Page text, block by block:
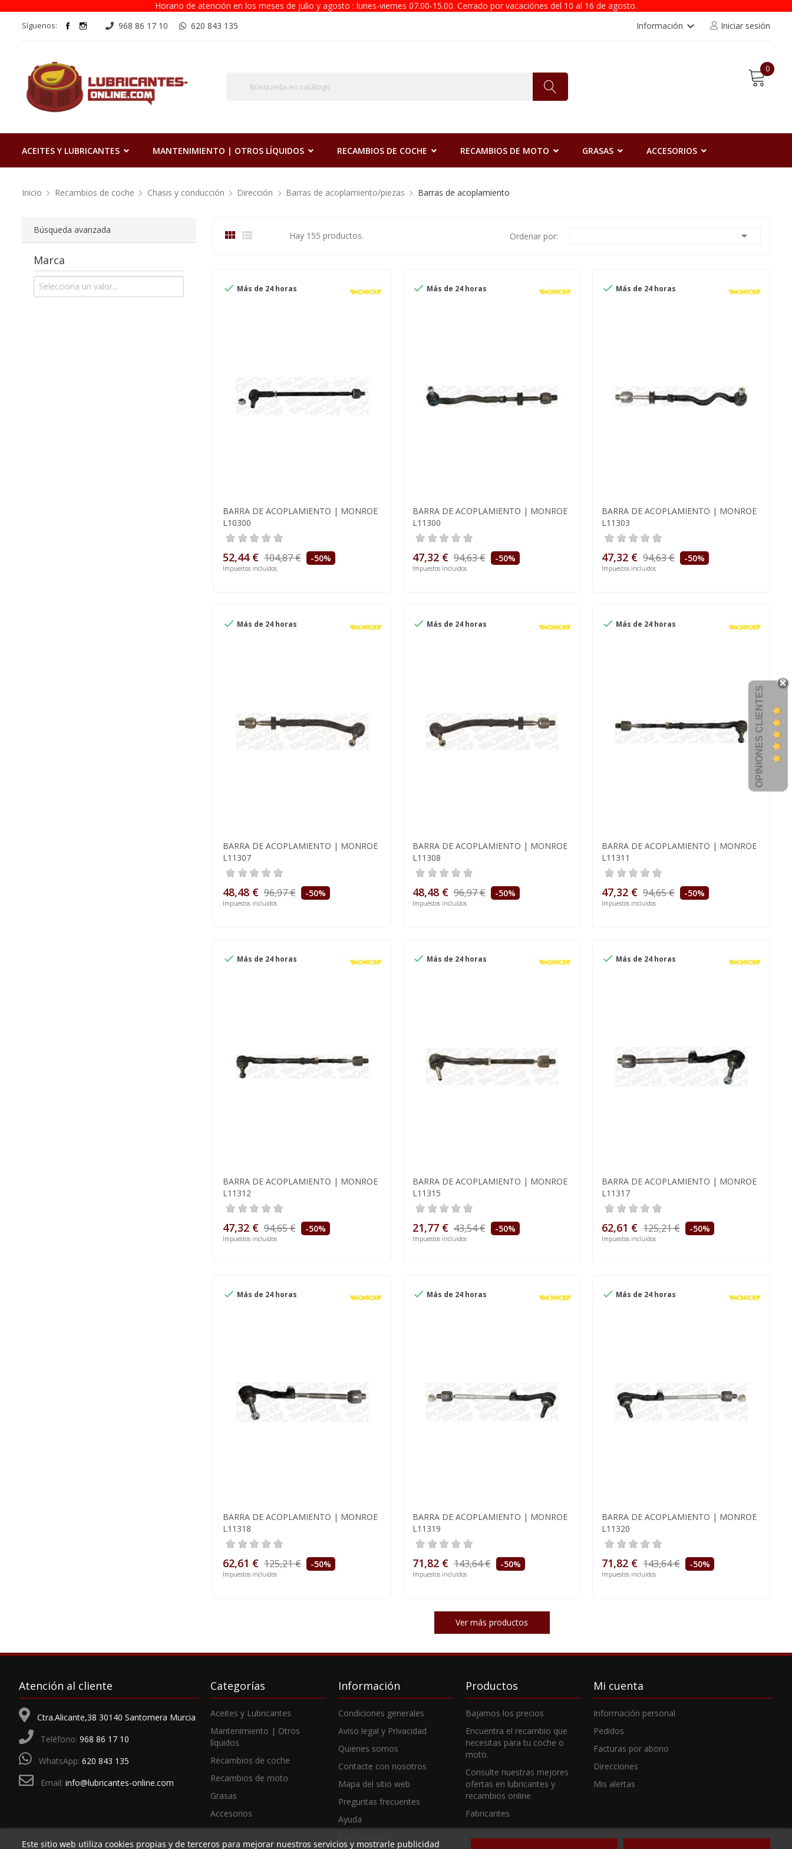
Horario de atención en los meses de julio y agosto : lunes-viernes 07.00-15.00. Cerrado por vacaciónes del 10 al 16 de agosto.
Síguenos: 968 86 17 10 620 843 135 Iniciar sesión
Información keyboard_arrow_down
0
ACEITES Y LUBRICANTES MANTENIMIENTO | OTROS LÍQUIDOS RECAMBIOS DE COCHE RECAMBIOS DE MOTO GRASAS ACCESORIOS
Inicio Recambios de coche Chasis y conducción Dirección Barras de acoplamiento/piezas Barras de acoplamiento
Búsqueda avanzada
Marca
  Hay 155 productos. Ordenar por: 
 Más de 24 horas
BARRA DE ACOPLAMIENTO | MONROE
L10300
52,44 € 104,87 € -50%
Impuestos incluidos
 Más de 24 horas
BARRA DE ACOPLAMIENTO | MONROE
L11300
47,32 € 94,63 € -50%
Impuestos incluidos
 Más de 24 horas
BARRA DE ACOPLAMIENTO | MONROE
L11303
47,32 € 94,63 € -50%
Impuestos incluidos
 Más de 24 horas
BARRA DE ACOPLAMIENTO | MONROE
L11307
48,48 € 96,97 € -50%
Impuestos incluidos
 Más de 24 horas
BARRA DE ACOPLAMIENTO | MONROE
L11308
48,48 € 96,97 € -50%
Impuestos incluidos
 Más de 24 horas
BARRA DE ACOPLAMIENTO | MONROE
L11311
47,32 € 94,65 € -50%
Impuestos incluidos
 Más de 24 horas
BARRA DE ACOPLAMIENTO | MONROE
L11312
47,32 € 94,65 € -50%
Impuestos incluidos
 Más de 24 horas
BARRA DE ACOPLAMIENTO | MONROE
L11315
21,77 € 43,54 € -50%
Impuestos incluidos
 Más de 24 horas
BARRA DE ACOPLAMIENTO | MONROE
L11317
62,61 € 125,21 € -50%
Impuestos incluidos
 Más de 24 horas
BARRA DE ACOPLAMIENTO | MONROE
L11318
62,61 € 125,21 € -50%
Impuestos incluidos
 Más de 24 horas
BARRA DE ACOPLAMIENTO | MONROE
L11319
71,82 € 143,64 € -50%
Impuestos incluidos
 Más de 24 horas
BARRA DE ACOPLAMIENTO | MONROE
L11320
71,82 € 143,64 € -50%
Impuestos incluidos
Ver más productos
Atención al cliente
Ctra.Alicante,38 30140 Santomera Murcia
Teléfono: 968 86 17 10
WhatsApp: 620 843 135
Email: info@lubricantes-online.com
Categorías
Aceites y Lubricantes
Mantenimiento | Otros
líquidos
Recambios de coche
Recambios de moto
Grasas
Accesorios
Información
Condiciones generales
Aviso legal y Privacidad
Quienes somos
Contacte con nosotros
Mapa del sitio web
Preguntas frecuentes
Ayuda
Productos
Bajamos los precios
Encuentra el recambio que
necesitas para tu coche o
moto.
Consulte nuestras mejores
ofertas en lubricantes y
recambios online
Fabricantes
Mi cuenta
Información personal
Pedidos
Facturas por abono
Direcciones
Mis alertas
Este sitio web utiliza cookies propias y de terceros para mejorar nuestros servicios y mostrarle publicidad
OPINIONES CLIENTES